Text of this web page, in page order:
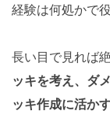
経験は何処かで
長い目で見れば
ッキを考え、ダ
ッキ作成に活かす